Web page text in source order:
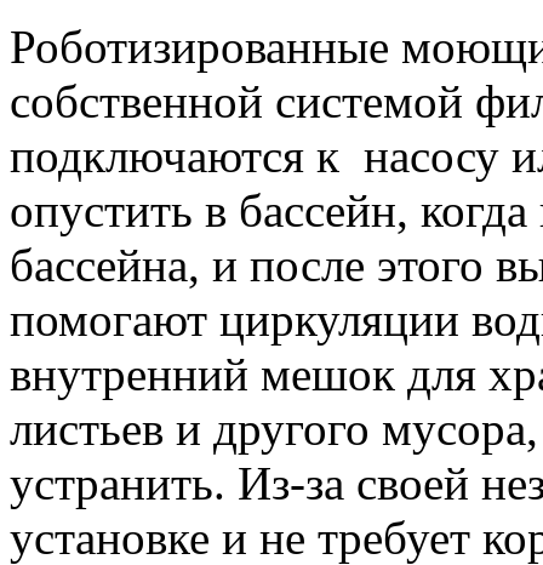
Роботизированные
собственной системой
подключаются к насосу
опустить в бассейн,
бассейна, и после этого
помогают циркуляции
внутренний мешок для
листьев и другого
устранить. Из-за своей
установке и не требует